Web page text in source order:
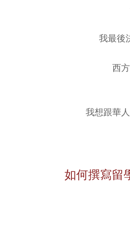
我最後
西
我想跟華
如何撰寫留